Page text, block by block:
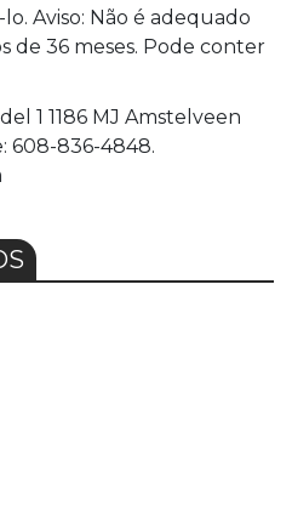
Aviso: Não é adequado
de 36 meses. Pode conter
1 1186 MJ Amstelveen
608-836-4848.